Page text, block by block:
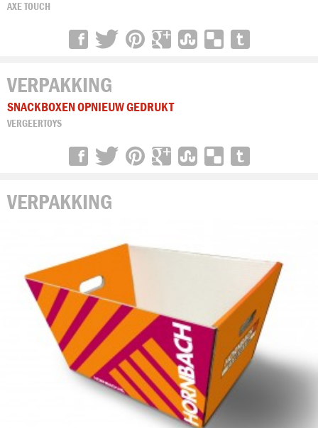
AXE TOUCH
VERPAKKING
SNACKBOXEN OPNIEUW GEDRUKT
VERGEERTOYS
VERPAKKING